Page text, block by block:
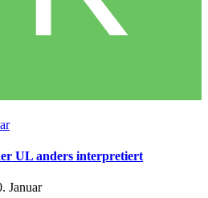
UL anders interpretiert
Januar